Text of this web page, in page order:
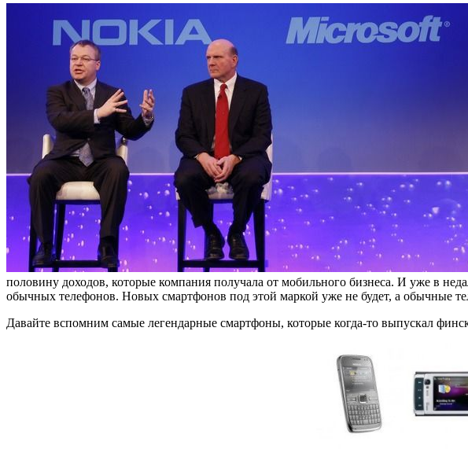
половину доходов, которые компания получала от мобильного бизнеса. И уже в
обычных телефонов. Новых смартфонов под этой маркой уже не будет, а обычные
Давайте вспомним самые легендарные смартфоны, которые когда-то выпускал